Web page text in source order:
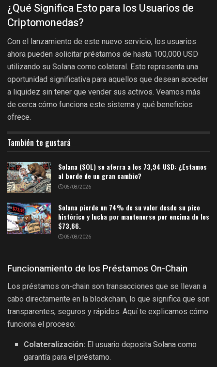
¿Qué Significa Esto para los Usuarios de
Criptomonedas?
Con el lanzamiento de este nuevo servicio, los usuarios
ahora pueden solicitar préstamos de hasta 100,000 USD
utilizando su Solana como colateral. Esto representa una
oportunidad significativa para aquellos que desean acceder
a liquidez sin tener que vender sus activos. Veamos más
de cerca cómo funciona este sistema y qué beneficios
ofrece.
También te gustará
Solana (SOL) se aferra a los 73,94 USD: ¿Estamos
al borde de un gran cambio?
05/08/2026
Solana pierde un 74% de su valor desde su pico
histórico y lucha por mantenerse por encima de los
$73,66.
05/08/2026
Funcionamiento de los Préstamos On-Chain
Los préstamos on-chain son transacciones que se llevan a
cabo directamente en la blockchain, lo que significa que son
transparentes, seguros y rápidos. Aquí te explicamos cómo
funciona el proceso:
Colateralización: El usuario deposita Solana como
garantía para el préstamo.